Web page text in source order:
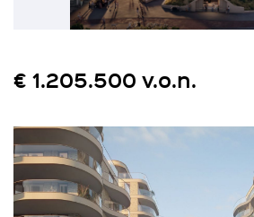
€ 1.205.500 v.o.n.